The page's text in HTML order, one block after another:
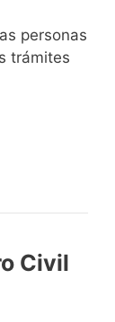
personas
trámites
Civil